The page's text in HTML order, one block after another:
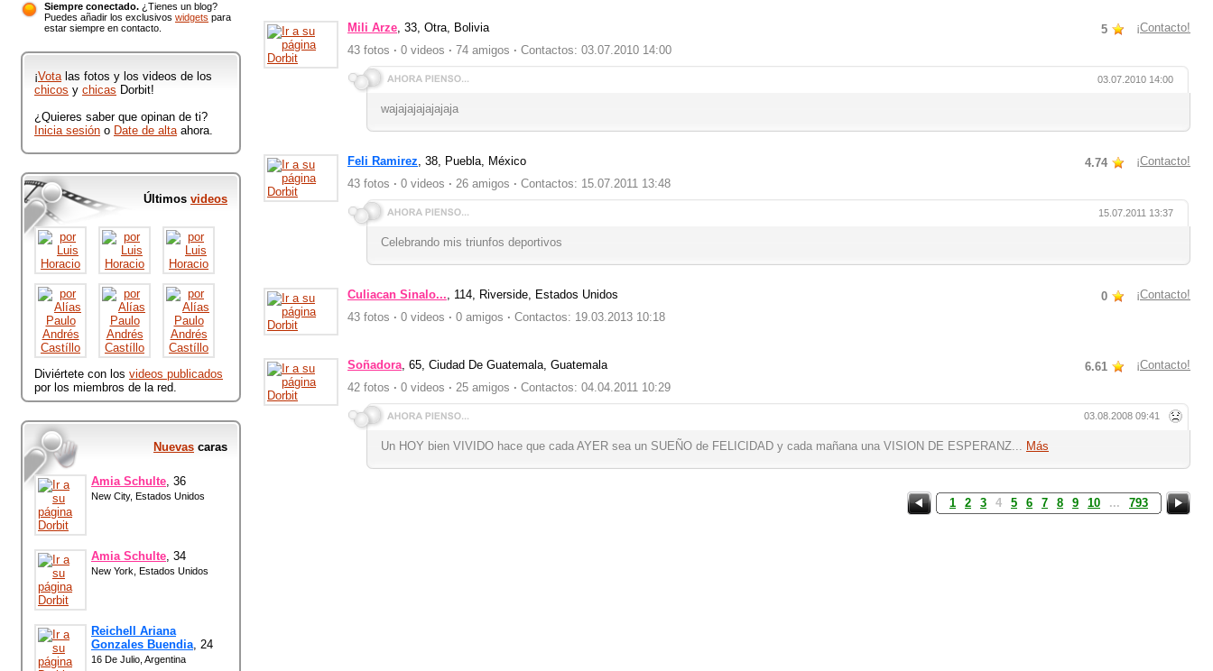
Siempre conectado. ¿Tienes un blog?
Puedes añadir los exclusivos widgets para
estar siempre en contacto.
¡Votalas fotos y los videos de los
chicos y chicas Dorbit!
¿Quieres saber que opinan de ti?
Inicia sesión o Date de altaahora.
Últimos videos
Diviértete con los videos publicados
por los miembros de la red.
Nuevas caras
Amia Schulte, 36
New City, Estados Unidos
Amia Schulte, 34
New York, Estados Unidos
Reichell Ariana
Gonzales Buendia, 24
16 De Julio, Argentina
Mili Arze, 33, Otra, Bolivia 5
¡Contacto!
43 fotos · 0 videos · 74 amigos · Contactos: 03.07.2010 14:00
03.07.2010 14:00
wajajajajajajaja
Feli Ramirez, 38, Puebla, México 4.74
¡Contacto!
43 fotos · 0 videos · 26 amigos · Contactos: 15.07.2011 13:48
15.07.2011 13:37
Celebrando mis triunfos deportivos
Culiacan Sinalo..., 114, Riverside, Estados Unidos 0
¡Contacto!
43 fotos · 0 videos · 0 amigos · Contactos: 19.03.2013 10:18
Soñadora, 65, Ciudad De Guatemala, Guatemala 6.61
¡Contacto!
42 fotos · 0 videos · 25 amigos · Contactos: 04.04.2011 10:29
03.08.2008 09:41
Un HOY bien VIVIDO hace que cada AYER sea un SUEÑO de FELICIDAD y cada mañana una VISION DE ESPERANZ... Más
1 2 3 4 5 6 7 8 9 10 ... 793